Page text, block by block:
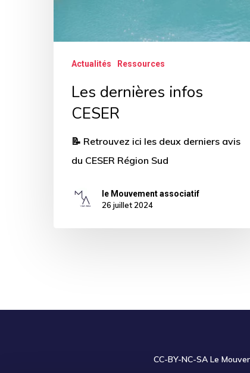
Actualités Ressources
Les dernières infos
CESER
📝 Retrouvez ici les deux derniers avis
du CESER Région Sud
le Mouvement associatif
26 juillet 2024
CC-BY-NC-SALe